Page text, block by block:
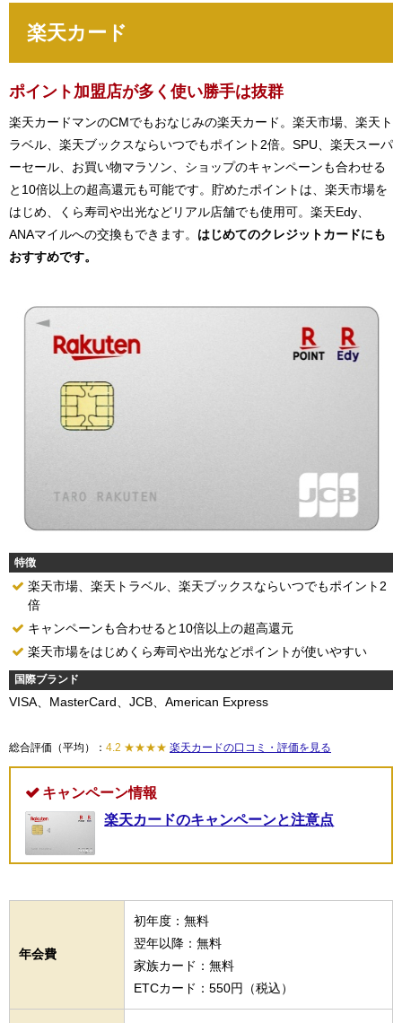
楽天カード
ポイント加盟店が多く使い勝手は抜群
楽天カードマンのCMでもおなじみの楽天カード。楽天市場、楽天ト
ラベル、楽天ブックスならいつでもポイント2倍。SPU、楽天スーパ
ーセール、お買い物マラソン、ショップのキャンペーンも合わせる
と10倍以上の超高還元も可能です。貯めたポイントは、楽天市場を
はじめ、くら寿司や出光などリアル店舗でも使用可。楽天Edy、
ANAマイルへの交換もできます。 はじめてのクレジットカードにも
おすすめです。
特徴
楽天市場、楽天トラベル、楽天ブックスならいつでもポイント2
倍
キャンペーンも合わせると10倍以上の超高還元
楽天市場をはじめくら寿司や出光などポイントが使いやすい
国際ブランド
VISA、MasterCard、JCB、American Express
総合評価（平均）： 4.2 ★★★★ 楽天カードの口コミ・評価を見る
キャンペーン情報
楽天カードのキャンペーンと注意点
年会費
初年度：無料
翌年以降：無料
家族カード：無料
ETCカード：550円（税込）